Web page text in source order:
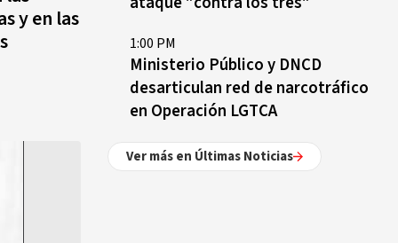
y en las
1:00 PM
Ministerio Público y DNCD
desarticulan red de narcotráfico
en Operación LGTCA
Ver más en Últimas Noticias